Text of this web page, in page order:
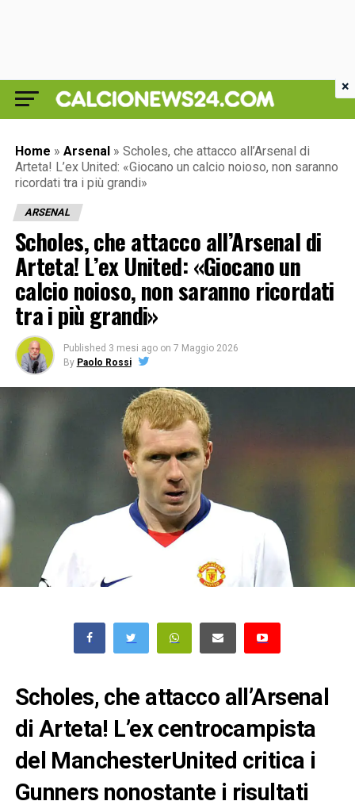
Home » Arsenal » Scholes, che attacco all’Arsenal di
Arteta! L’ex United: «Giocano un calcio noioso, non saranno
ricordati tra i più grandi»
ARSENAL
Scholes, che attacco all’Arsenal di
Arteta! L’ex United: «Giocano un
calcio noioso, non saranno ricordati
tra i più grandi»
Published 3 mesi ago on 7 Maggio 2026
By Paolo Rossi
Scholes, che attacco all’Arsenal
di Arteta! L’ex centrocampista
del ManchesterUnited critica i
Gunners nonostante i risultati
×